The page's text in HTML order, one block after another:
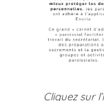
Cliquez sur